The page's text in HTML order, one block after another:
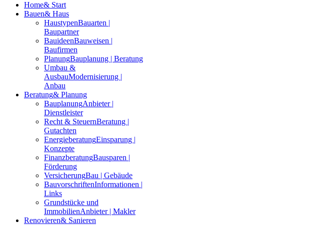
Home& Start
Bauen& Haus
HaustypenBauarten |
Baupartner
BauideenBauweisen |
Baufirmen
PlanungBauplanung | Beratung
Umbau &
AusbauModernisierung |
Anbau
Beratung& Planung
BauplanungAnbieter |
Dienstleister
Recht & SteuernBeratung |
Gutachten
EnergieberatungEinsparung |
Konzepte
FinanzberatungBausparen |
Förderung
VersicherungBau | Gebäude
BauvorschriftenInformationen |
Links
Grundstücke und
ImmobilienAnbieter | Makler
Renovieren& Sanieren